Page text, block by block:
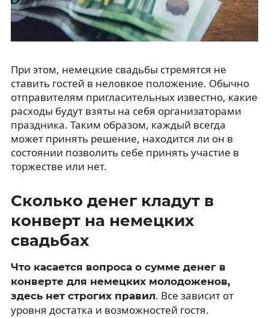
При этом, немецкие свадьбы стремятся не
ставить гостей в неловкое положение. Обычно
отправителям пригласительных известно, какие
расходы будут взяты на себя организаторами
праздника. Таким образом, каждый всегда
может принять решение, находится ли он в
состоянии позволить себе принять участие в
торжестве или нет.
Сколько денег кладут в
конверт на немецких
свадьбах
Что касается вопроса о сумме денег в
конверте для немецких молодоженов,
здесь нет строгих правил. Все зависит от
уровня достатка и возможностей гостя.